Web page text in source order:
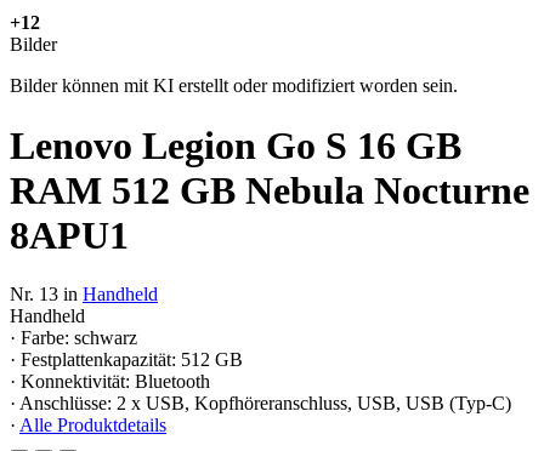
+12
Bilder
Bilder können mit KI erstellt oder modifiziert worden sein.
Lenovo Legion Go S 16 GB
RAM 512 GB Nebula Nocturne
8APU1
Nr. 13 in Handheld
Handheld
· Farbe: schwarz
· Festplattenkapazität: 512 GB
· Konnektivität: Bluetooth
· Anschlüsse: 2 x USB, Kopfhöreranschluss, USB, USB (Typ-C)
· Alle Produktdetails